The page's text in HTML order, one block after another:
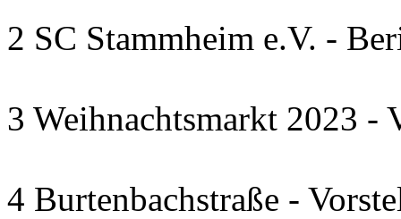
2 SC Stammheim e.V. -
3 Weihnachtsmarkt 2023 -
4 Burtenbachstraße -